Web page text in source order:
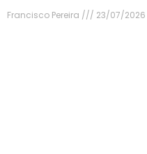
Francisco Pereira
23/07/2026